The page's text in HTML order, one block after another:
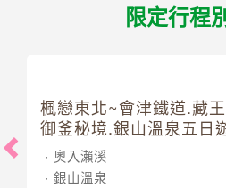
限定行程
楓戀東北~會津鐵道.藏
御釜秘境.銀山溫泉五日
奧入瀨溪
銀山溫泉